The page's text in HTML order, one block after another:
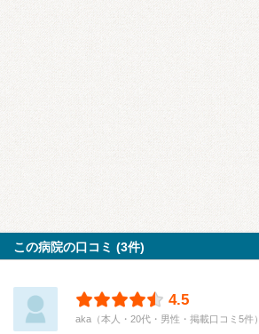
この病院の口コミ (3件)
4.5
aka（本人・20代・男性・掲載口コミ5件）